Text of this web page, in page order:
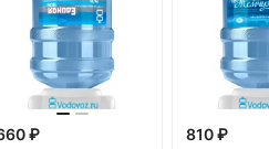
₽
810 ₽